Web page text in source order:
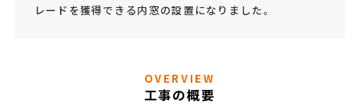
レードを獲得できる内窓の設置になりました。
OVERVIEW
工事の概要